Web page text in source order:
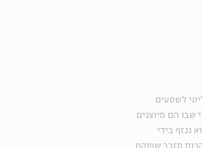
לשסעים
שבו הם מיוצגים.
ננזף בידי
מזכך שפוקח